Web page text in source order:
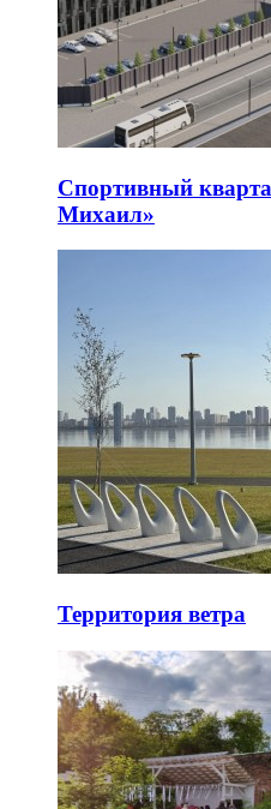
Спортивный
Михаил»
Территория ветра